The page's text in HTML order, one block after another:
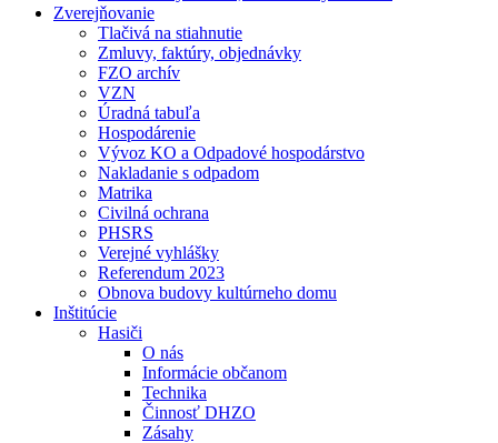
Zverejňovanie
Tlačivá na stiahnutie
Zmluvy, faktúry, objednávky
FZO archív
VZN
Úradná tabuľa
Hospodárenie
Vývoz KO a Odpadové hospodárstvo
Nakladanie s odpadom
Matrika
Civilná ochrana
PHSRS
Verejné vyhlášky
Referendum 2023
Obnova budovy kultúrneho domu
Inštitúcie
Hasiči
O nás
Informácie občanom
Technika
Činnosť DHZO
Zásahy